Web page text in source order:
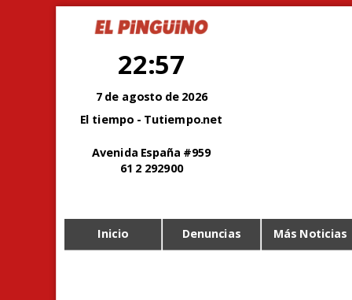
22:57
7 de agosto de 2026
El tiempo - Tutiempo.net
Avenida España #959
61 2 292900
Inicio Denuncias Más Noticias